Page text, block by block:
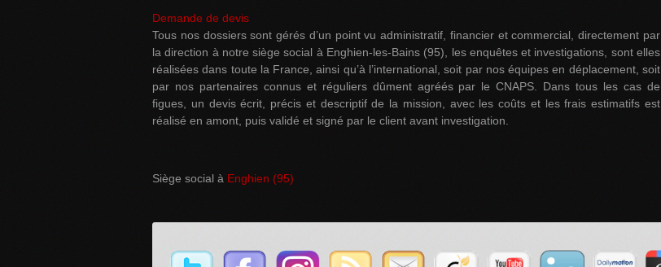
Demande de devis
Tous nos dossiers sont gérés d’un point vu administratif, financier et commercial, directement par
la direction à notre siège social à Enghien-les-Bains (95), les enquêtes et investigations, sont elles
réalisées dans toute la France, ainsi qu’à l’international, soit par nos équipes en déplacement, soit
par nos partenaires connus et réguliers dûment agréés par le CNAPS. Dans tous les cas de
figues, un devis écrit, précis et descriptif de la mission, avec les coûts et les frais estimatifs est
réalisé en amont, puis validé et signé par le client avant investigation.
Siège social à Enghien (95)